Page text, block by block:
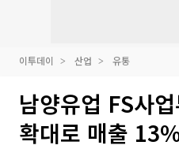
이투데이 산업 유통
남양유업 FS사
확대로 매출